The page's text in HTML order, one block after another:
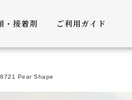
・接着剤
セット
ケーター
ご利用ガイド
ご利用ガイド
送料・お届けに
ついて
Pear Shape